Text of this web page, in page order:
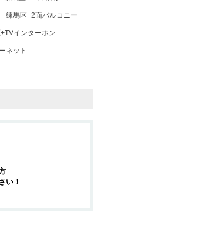
練馬区+2面バルコニー
インターホン
ネット
い！